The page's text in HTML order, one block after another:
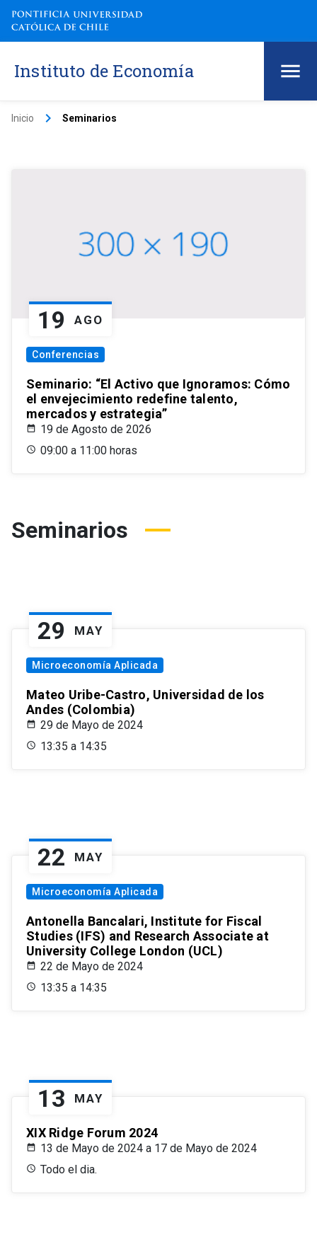
Instituto de Economía
Inicio keyboard_arrow_right Seminarios
19 AGO
Conferencias
Seminario: “El Activo que Ignoramos: Cómo
el envejecimiento redefine talento,
mercados y estrategia”
19 de Agosto de 2026
09:00 a 11:00 horas
Seminarios
29 MAY
Microeconomía Aplicada
Mateo Uribe-Castro, Universidad de los
Andes (Colombia)
29 de Mayo de 2024
13:35 a 14:35
22 MAY
Microeconomía Aplicada
Antonella Bancalari, Institute for Fiscal
Studies (IFS) and Research Associate at
University College London (UCL)
22 de Mayo de 2024
13:35 a 14:35
13 MAY
XIX Ridge Forum 2024
13 de Mayo de 2024 a 17 de Mayo de 2024
Todo el dia.